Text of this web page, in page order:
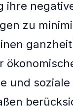
ihre
zu
und soziale